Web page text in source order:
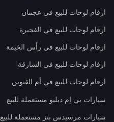
ارقام لوحات للبيع في عجمان
ارقام لوحات للبيع في الفجيرة
ارقام لوحات للبيع في رأس الخيمة
ارقام لوحات للبيع في الشارقة
ارقام لوحات للبيع في أم القيوين
سيارات بي إم دبليو مستعملة للبيع
سيارات مرسيدس بنز مستعملة للبيع